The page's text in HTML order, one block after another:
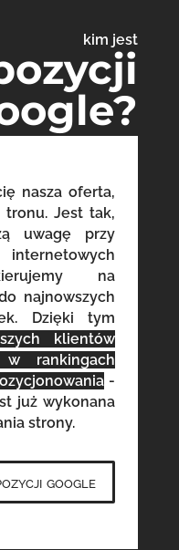
kim jest
nasza oferta,
Jest tak,
uwagę przy
na
najnowszych
Dzięki tym
klientów
rankingach
-
już wykonana
strony.
google